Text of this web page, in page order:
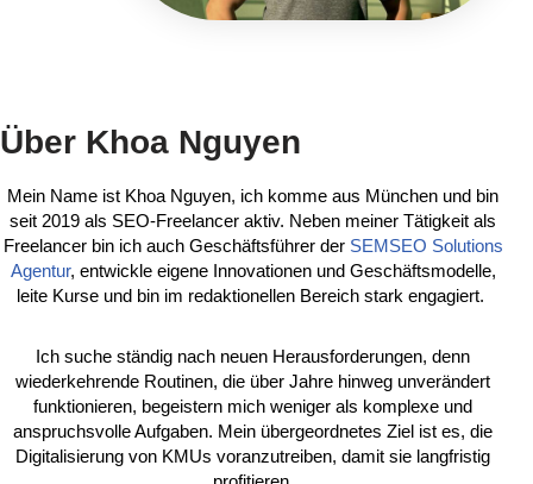
Über Khoa Nguyen
Mein Name ist Khoa Nguyen, ich komme aus München und bin
seit 2019 als SEO-Freelancer aktiv. Neben meiner Tätigkeit als
Freelancer bin ich auch Geschäftsführer der SEMSEO Solutions
Agentur, entwickle eigene Innovationen und Geschäftsmodelle,
leite Kurse und bin im redaktionellen Bereich stark engagiert.
Ich suche ständig nach neuen Herausforderungen, denn
wiederkehrende Routinen, die über Jahre hinweg unverändert
funktionieren, begeistern mich weniger als komplexe und
anspruchsvolle Aufgaben. Mein übergeordnetes Ziel ist es, die
Digitalisierung von KMUs voranzutreiben, damit sie langfristig